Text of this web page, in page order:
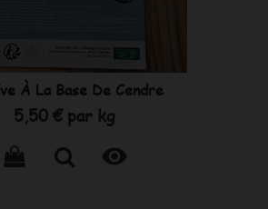
À La Base De Cendre
Prix
5,50 € par kg
